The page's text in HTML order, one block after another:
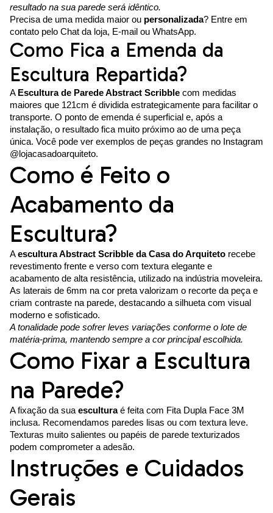
resultado na sua parede será idêntico.
Precisa de uma medida maior ou personalizada? Entre em
contato pelo Chat da loja, E-mail ou WhatsApp.
Como Fica a Emenda da
Escultura Repartida?
A Escultura de Parede Abstract Scribble com medidas
maiores que 121cm é dividida estrategicamente para facilitar o
transporte. O ponto de emenda é superficial e, após a
instalação, o resultado fica muito próximo ao de uma peça
única. Você pode ver exemplos de peças grandes no Instagram
@lojacasadoarquiteto.
Como é Feito o
Acabamento da
Escultura?
Aescultura Abstract Scribble da Casa do Arquiteto recebe
revestimento frente e verso com textura elegante e
acabamento de alta resistência, utilizado na indústria moveleira.
As laterais de 6mm na cor preta valorizam o recorte da peça e
criam contraste na parede, destacando a silhueta com visual
moderno e sofisticado.
A tonalidade pode sofrer leves variações conforme o lote de
matéria-prima, mantendo sempre a cor principal escolhida.
Como Fixar a Escultura
na Parede?
A fixação da sua esculturaé feita com Fita Dupla Face 3M
inclusa. Recomendamos paredes lisas ou com textura leve.
Texturas muito salientes ou papéis de parede texturizados
podem comprometer a adesão.
Instruções e Cuidados
Gerais